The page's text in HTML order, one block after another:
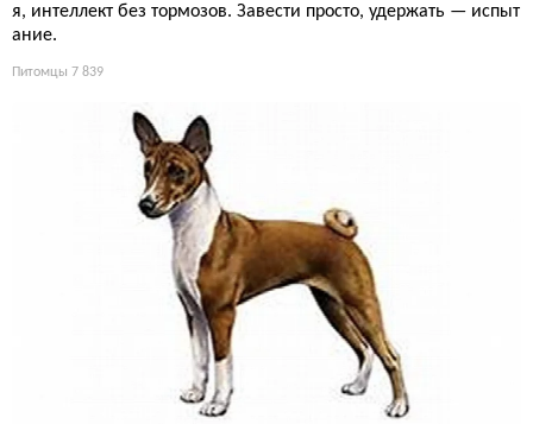
я, интеллект без тормозов. Завести просто, удержать — испыт
ание.
Питомцы 7 839